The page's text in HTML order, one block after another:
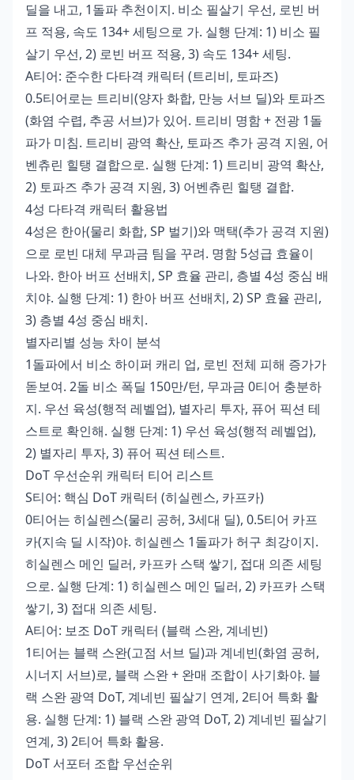
딜을 내고, 1돌파 추천이지. 비소 필살기 우선, 로빈 버
프 적용, 속도 134+ 세팅으로 가. 실행 단계: 1) 비소 필
살기 우선, 2) 로빈 버프 적용, 3) 속도 134+ 세팅.
A티어: 준수한 다타격 캐릭터 (트리비, 토파즈)
0.5티어로는 트리비(양자 화합, 만능 서브 딜)와 토파즈
(화염 수렵, 추공 서브)가 있어. 트리비 명함 + 전광 1돌
파가 미침. 트리비 광역 확산, 토파즈 추가 공격 지원, 어
벤츄린 힐탱 결합으로. 실행 단계: 1) 트리비 광역 확산,
2) 토파즈 추가 공격 지원, 3) 어벤츄린 힐탱 결합.
4성 다타격 캐릭터 활용법
4성은 한아(물리 화합, SP 벌기)와 맥택(추가 공격 지원)
으로 로빈 대체 무과금 팀을 꾸려. 명함 5성급 효율이
나와. 한아 버프 선배치, SP 효율 관리, 층별 4성 중심 배
치야. 실행 단계: 1) 한아 버프 선배치, 2) SP 효율 관리,
3) 층별 4성 중심 배치.
별자리별 성능 차이 분석
1돌파에서 비소 하이퍼 캐리 업, 로빈 전체 피해 증가가
돋보여. 2돌 비소 폭딜 150만/턴, 무과금 0티어 충분하
지. 우선 육성(행적 레벨업), 별자리 투자, 퓨어 픽션 테
스트로 확인해. 실행 단계: 1) 우선 육성(행적 레벨업),
2) 별자리 투자, 3) 퓨어 픽션 테스트.
DoT 우선순위 캐릭터 티어 리스트
S티어: 핵심 DoT 캐릭터 (히실렌스, 카프카)
0티어는 히실렌스(물리 공허, 3세대 딜), 0.5티어 카프
카(지속 딜 시작)야. 히실렌스 1돌파가 허구 최강이지.
히실렌스 메인 딜러, 카프카 스택 쌓기, 접대 의존 세팅
으로. 실행 단계: 1) 히실렌스 메인 딜러, 2) 카프카 스택
쌓기, 3) 접대 의존 세팅.
A티어: 보조 DoT 캐릭터 (블랙 스완, 계네빈)
1티어는 블랙 스완(고점 서브 딜)과 계네빈(화염 공허,
시너지 서브)로, 블랙 스완 + 완매 조합이 사기화야. 블
랙 스완 광역 DoT, 계네빈 필살기 연계, 2티어 특화 활
용. 실행 단계: 1) 블랙 스완 광역 DoT, 2) 계네빈 필살기
연계, 3) 2티어 특화 활용.
DoT 서포터 조합 우선순위